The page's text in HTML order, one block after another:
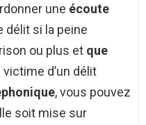
une écoute
délit si la peine
ou plus et que
victime d’un délit
, vous pouvez
soit mise sur